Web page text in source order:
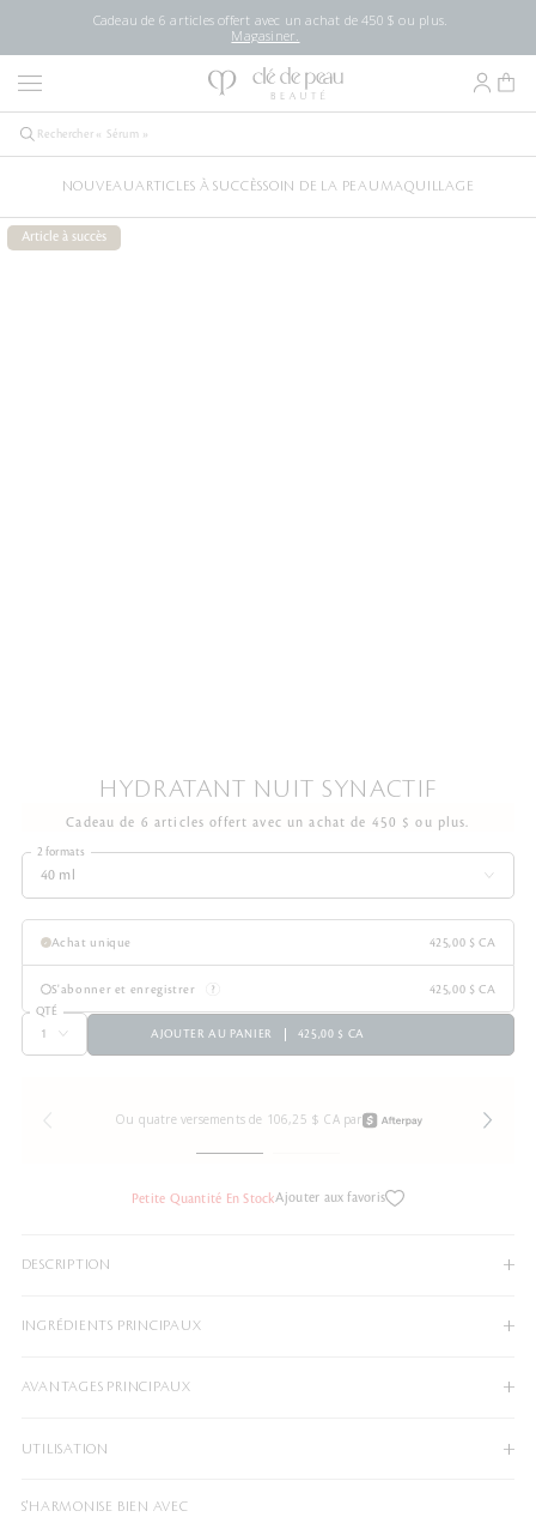
Cadeau de 6 articles offert avec un achat de 450 $ ou plus.
Magasiner.
NOUVEAUARTICLES À SUCCÈSSOIN DE LA PEAUMAQUILLAGE
Article à succès
HYDRATANT NUIT SYNACTIF
Cadeau de 6 articles offert avec un achat de 450 $ ou plus.
2 formats
40 ml
Achat unique 425,00 $ CA
S'abonner et enregistrer 425,00 $ CA
QTÉ
AJOUTER AU PANIER
425,00 $ CA
Ou quatre versements de 106,25 $ CA par
Petite Quantité En StockAjouter aux favoris
DESCRIPTION
INGRÉDIENTS PRINCIPAUX
AVANTAGES PRINCIPAUX
UTILISATION
S'HARMONISE BIEN AVEC